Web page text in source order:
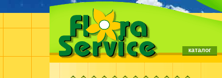
каталог